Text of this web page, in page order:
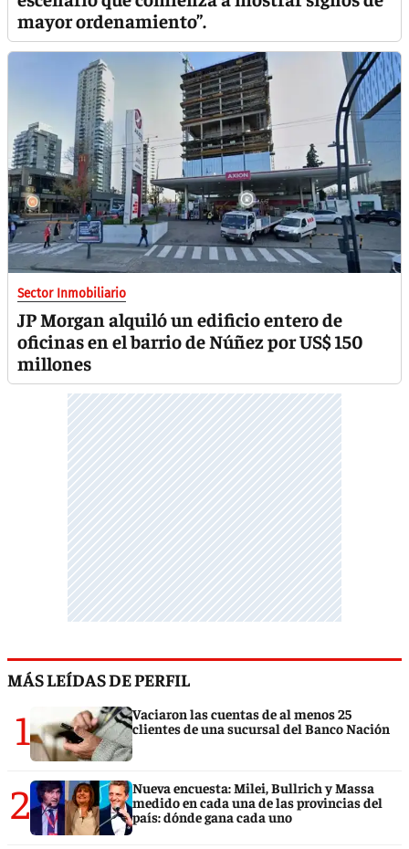
mayor ordenamiento”.
Sector Inmobiliario
JP Morgan alquiló un edificio entero de
oficinas en el barrio de Núñez por US$ 150
millones
MÁS LEÍDAS DE PERFIL
1
Vaciaron las cuentas de al menos 25
clientes de una sucursal del Banco Nación
2
Nueva encuesta: Milei, Bullrich y Massa
medido en cada una de las provincias del
país: dónde gana cada uno